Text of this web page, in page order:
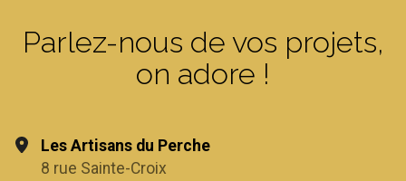
Parlez-nous de vos projets,
on adore !
Les Artisans du Perche
8 rue Sainte-Croix